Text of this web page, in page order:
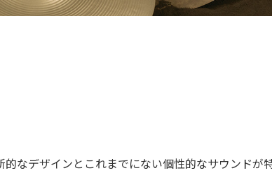
なデザインとこれまでにない個性的なサウンドが特